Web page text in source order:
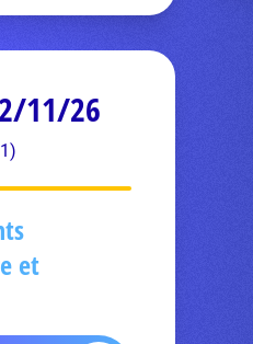
11/26
et